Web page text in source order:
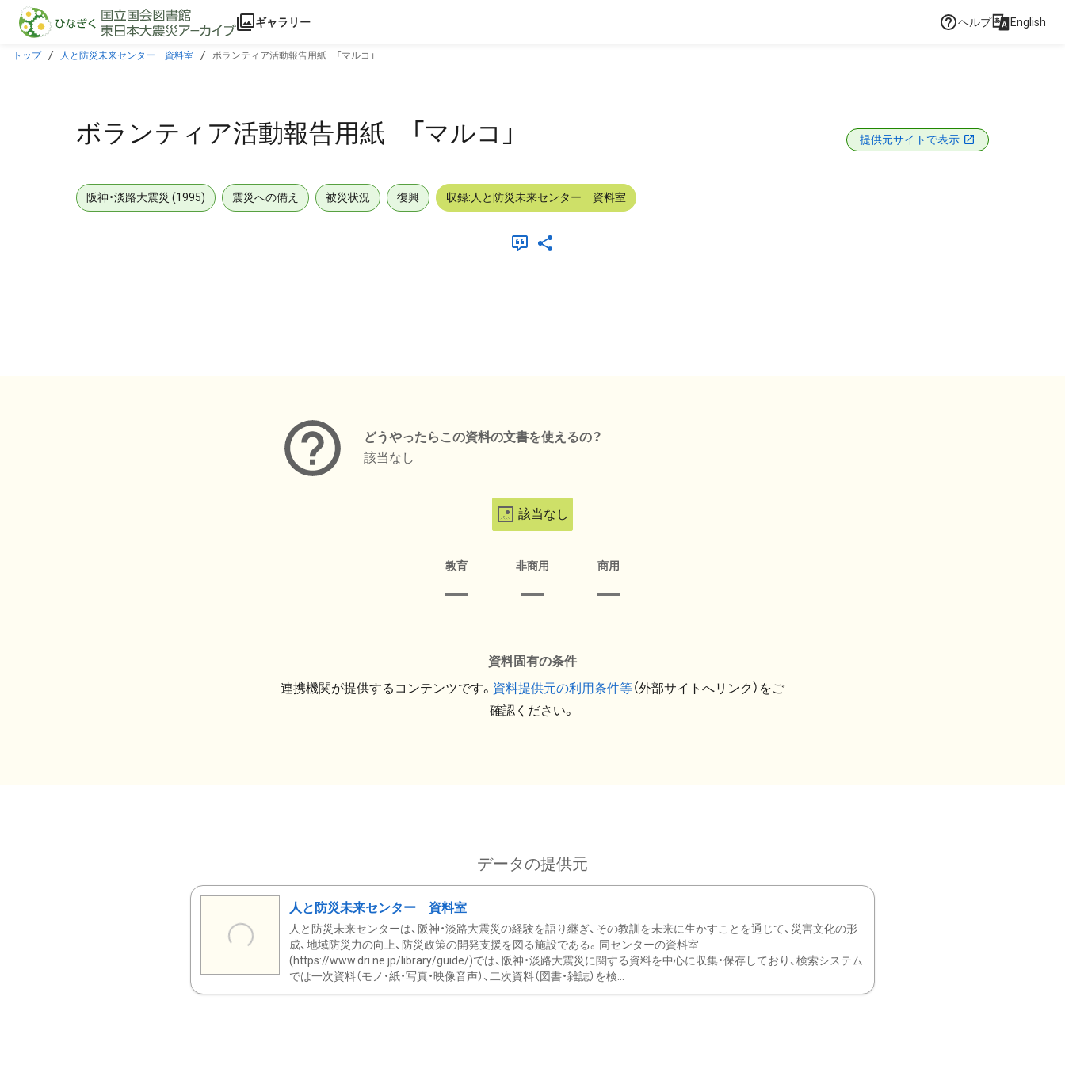
本文に飛ぶ
ギャラリー ヘルプ English
トップ 人と防災未来センター 資料室 ボランティア活動報告用紙 「マルコ」
ボランティア活動報告用紙 「マルコ」 提供元サイトで表示
阪神・淡路大震災 (1995) 震災への備え 被災状況 復興 収録:人と防災未来センター 資料室
どうやったらこの資料の文書を使えるの？
該当なし
該当なし
教育 非商用 商用
資料固有の条件
連携機関が提供するコンテンツです。 資料提供元の利用条件等（外部サイトへリンク）をご
確認ください。
データの提供元
人と防災未来センター 資料室
人と防災未来センターは、阪神・淡路大震災の経験を語り継ぎ、その教訓を未来に生かすことを通じて、災害文化の形
成、地域防災力の向上、防災政策の開発支援を図る施設である。同センターの資料室
(https://www.dri.ne.jp/library/guide/)では、阪神・淡路大震災に関する資料を中心に収集・保存しており、検索システム
では一次資料（モノ・紙・写真・映像音声）、二次資料（図書・雑誌）を検...